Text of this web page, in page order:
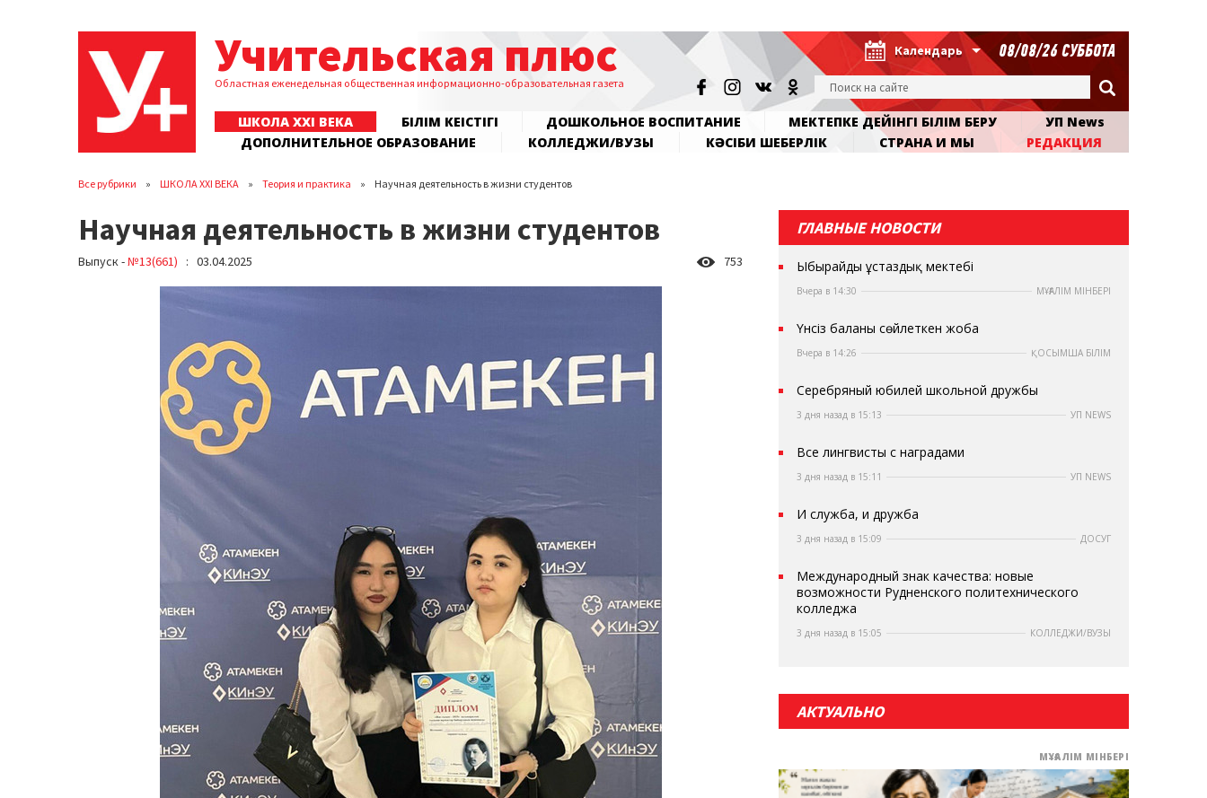
Учительская плюс
Областная еженедельная общественная информационно-образовательная газета
Календарь 08/08/26 СУББОТА
ШКОЛА XXI ВЕКА БІЛІМ КЕҢІСТІГІ ДОШКОЛЬНОЕ ВОСПИТАНИЕ МЕКТЕПКЕ ДЕЙІНГІ БІЛІМ БЕРУ
УП News
ДОПОЛНИТЕЛЬНОЕ ОБРАЗОВАНИЕ
КОЛЛЕДЖИ/ВУЗЫ КӘСІБИ ШЕБЕРЛІК СТРАНА И МЫ РЕДАКЦИЯ
Все рубрики ШКОЛА XXI ВЕКА Теория и практика Научная деятельность в жизни студентов
Научная деятельность в жизни студентов
Выпуск -№13(661) : 03.04.2025 753
ГЛАВНЫЕ НОВОСТИ
Ыбырайдың ұстаздық мектебі
Вчера в 14:30 МҰҒАЛІМ МІНБЕРІ
Үнсіз баланы сөйлеткен жоба
Вчера в 14:26 ҚОСЫМША БІЛІМ
Серебряный юбилей школьной дружбы
3 дня назад в 15:13 УП NEWS
Все лингвисты с наградами
3 дня назад в 15:11 УП NEWS
И служба, и дружба
3 дня назад в 15:09 ДОСУГ
Международный знак качества: новые
возможности Рудненского политехнического
колледжа
3 дня назад в 15:05 КОЛЛЕДЖИ/ВУЗЫ
АКТУАЛЬНО
МҰҒАЛІМ МІНБЕРІ